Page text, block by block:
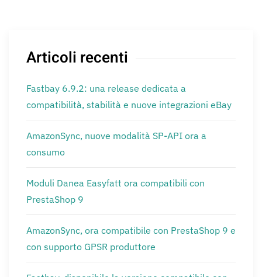
Articoli recenti
Fastbay 6.9.2: una release dedicata a
compatibilità, stabilità e nuove integrazioni eBay
AmazonSync, nuove modalità SP-API ora a
consumo
Moduli Danea Easyfatt ora compatibili con
PrestaShop 9
AmazonSync, ora compatibile con PrestaShop 9 e
con supporto GPSR produttore